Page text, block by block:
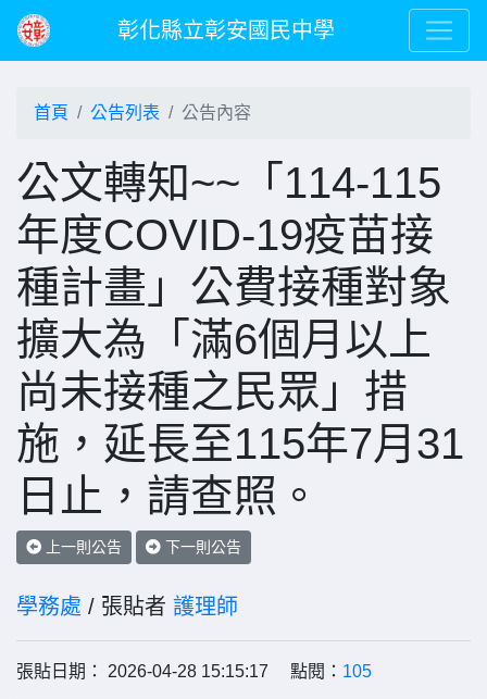
彰化縣立彰安國民中學
首頁 公告列表 公告內容
公文轉知~~「114-115
年度COVID-19疫苗接
種計畫」公費接種對象
擴大為「滿6個月以上
尚未接種之民眾」措
施，延長至115年7月31
日止，請查照。
上一則公告 下一則公告
學務處 / 張貼者 護理師
張貼日期： 2026-04-28 15:15:17 點閱： 105